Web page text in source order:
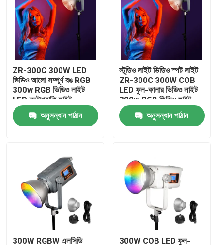
ভিডিও
আমাদের সম্বন্ধে
কারখানা পরিদর্শন
গুণমান নিয়ন্ত্রণ
LED ভিডিও স্টুডিও লাইট
ZR-300C 300W LED
ভিডিও আলো সম্পূর্ণ রঙ RGB
300w RGB ভিডিও লাইট
LED ফটোগ্রাফি লাইট
অনুসন্ধান পাঠান
স্টুডিও লাইট ভিডিও স্পট লাইট
ZR-300C 300W COB
LED ফুল-কালার ভিডিও লাইট
300w RGB ভিডিও লাইট
LED ফটোগ্রাফি লাইট
অনুসন্ধান পাঠান
300W RGBW এলসিডি 300W COB LED ফুল-